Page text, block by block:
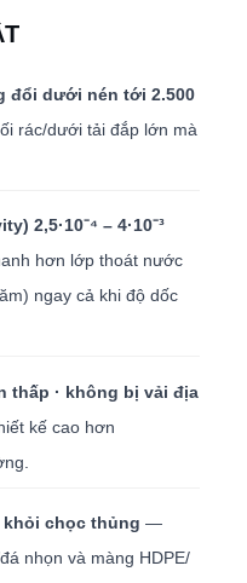
đổi dưới nén tới 2.500
rác/dưới tải đắp lớn mà
2,5·10⁻⁴ – 4·10⁻³
hơn lớp thoát nước
ngay cả khi độ dốc
thấp · không bị vải địa
kế cao hơn
khỏi chọc thủng —
nhọn và màng HDPE/